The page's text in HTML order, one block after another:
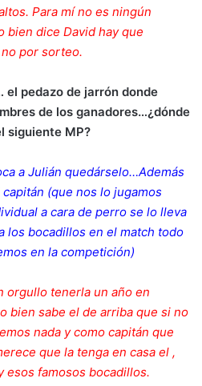
Para mí no es ningún
bien dice David hay que
por sorteo.
el pedazo de jarrón donde
de los ganadores…¿dónde
siguiente MP?
a Julián quedárselo…Además
(que nos lo jugamos
a cara de perro se lo lleva
los bocadillos en el match todo
en la competición)
orgullo tenerla un año en
bien sabe el de arriba que si no
nada y como capitán que
que la tenga en casa el ,
esos famosos bocadillos.